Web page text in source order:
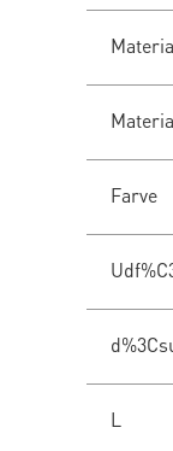
Farve
L